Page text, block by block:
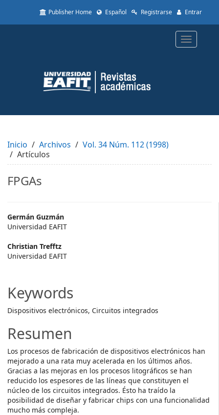
to
Content
Sidebar
Publisher Home Español Registrarse Entrar
Toggle
Inicio Archivos
Vol. 34 Núm. 112 (1998)
Artículos
FPGAs
Main
Article
Content
Germán Guzmán
Universidad EAFIT
Christian Trefftz
Universidad EAFIT
Keywords
Dispositivos electrónicos, Circuitos integrados
Resumen
Los procesos de fabricación de dispositivos electrónicos han
mejorado a una rata muy acelerada en los últimos años.
Gracias a las mejoras en los procesos litográficos se han
reducido los espesores de las líneas que constituyen el
núcleo de los circuitos integrados. Ésto ha traído la
posibilidad de diseñar y fabricar chips con una funcionalidad
mucho más compleja.